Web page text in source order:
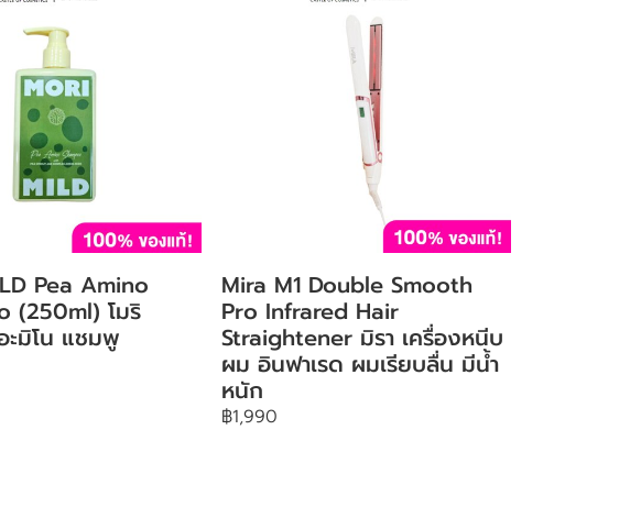
Pea Amino
(250ml) โมริ
มิโน แชมพู
Mira M1 Double Smooth
Pro Infrared Hair
Straightener มิรา เครื่องหนีบ
ผม อินฟาเรด ผมเรียบลื่น มีน้ำ
หนัก
฿1,990